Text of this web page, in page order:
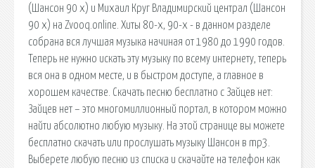
(Шансон 90 х) и Михаил Круг Владимирский централ (Шансон
90 х) на Zvooq.online. Хиты 80-х, 90-х - в данном разделе
собрана вся лучшая музыка начиная от 1980 до 1990 годов.
Теперь не нужно искать эту музыку по всему интернету, теперь
вся она в одном месте, и в быстром доступе, а главное в
хорошем качестве. Скачать песню бесплатно с Зайцев нет:
Зайцев нет – это многомиллионный портал, в котором можно
найти абсолютно любую музыку. На этой странице вы можете
бесплатно скачать или прослушать музыку Шансон в mp3.
Выберете любую песню из списка и скачайте на телефон как